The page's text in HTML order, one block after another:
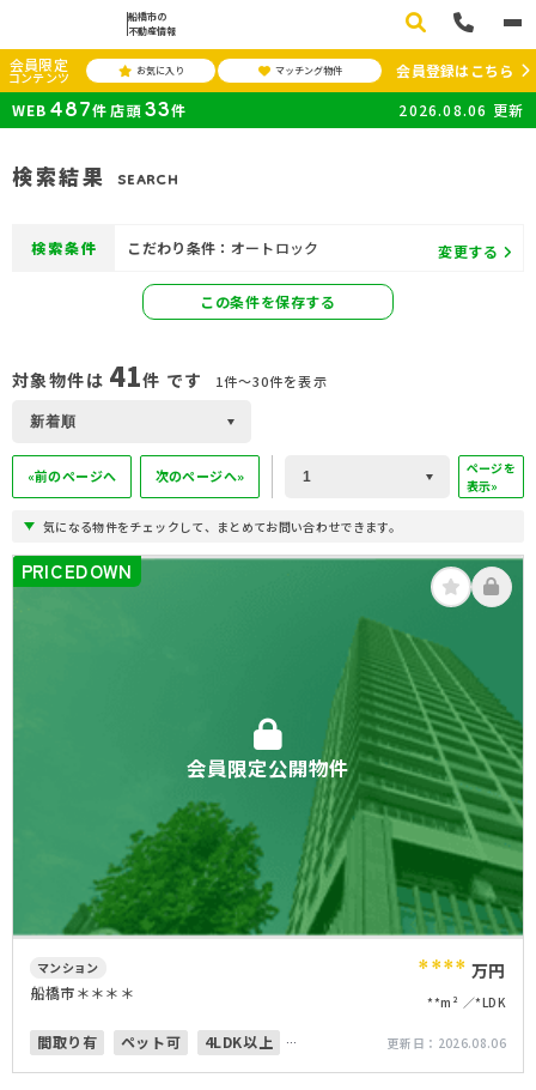
船橋市の
不動産情報
会員限定
コンテンツ お気に入り マッチング物件
会員登録はこちら
WEB 487件 店頭33件 2026.08.06 更新
検索結果 SEARCH
検索条件 こだわり条件： オートロック 変更する
この条件を保存する
対象物件は 41件 です 1件〜30件を表示
«前のページへ 次のページへ»
ページを
表示»
気になる物件をチェックして、まとめてお問い合わせできます。
会員限定公開物件
PRICEDOWN
マンション
船橋市＊＊＊＊ **** 万円
**m² *LDK
間取り有 ペット可
4LDK以上
更新日： 2026.08.06